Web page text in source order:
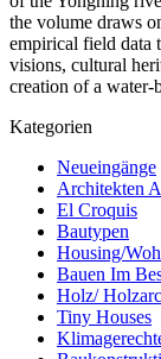
the volume draws
empirical field data
visions, cultural
creation of a water-
Kategorien
Neueingänge
Architekten
El Croquis
Bautypen
Housing/
Bauen Im
Holz/
Tiny Houses